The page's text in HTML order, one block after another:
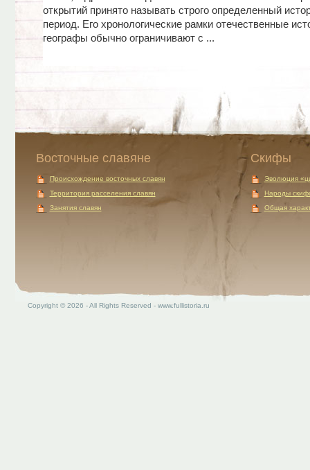
открытий принято называть строго определенный
период. Его хронологические рамки отечественные
географы обычно ограничивают с ...
Восточные славяне
Происхождение восточных славян
Территория расселения славян
Занятия славян
Скифы
Эволюция
Народы
Общая
Copyright © 2026 - All Rights Reserved - www.fullistoria.ru